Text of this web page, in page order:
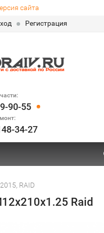
сайта
Регистрация
90-55
34-27
RAID
Raid